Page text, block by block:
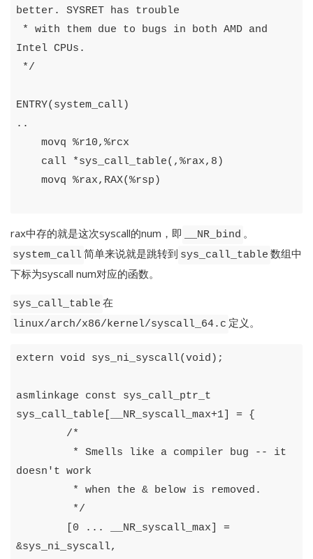
better. SYSRET has trouble
Intel CPUs.
*/
ENTRY( system_call)
..
movq %r10,%rcx
call
*sys_call_table(,%rax, 8 )
movq %rax, RAX(%rsp )
rax中存的就是这次syscall的num，即 __NR_bind 。
system_call简单来说就是跳转到 sys_call_table 数组中
下标为syscall num对应的函数。
sys_call_table 在
linux/arch/x86/kernel/syscall_64.c 定义。
extern void sys_ni_syscall(void );
asmlinkage const
sys_call_ptr_t
sys_call_table __NR_syscall_max+1] =
{
/*
doesn't work
	 */
0 ... __NR_syscall_max
=
&sys_ni_syscall,